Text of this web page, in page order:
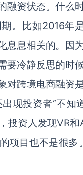
融资状态。什么
。比如2016年
息息相关的。因
要冷静反思的时
对跨境电商融资
现投资者“不知
投资人发现VR
项目也不是很